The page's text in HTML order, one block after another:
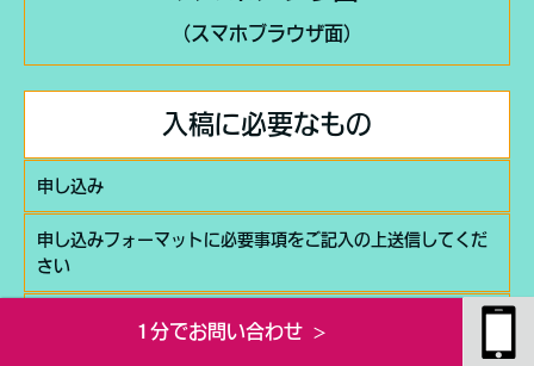
1分でお問い合わせ
（スマホブラウザ面）
入稿に必要なもの
申し込み
申し込みフォーマットに必要事項をご記入の上送信してくだ
さい